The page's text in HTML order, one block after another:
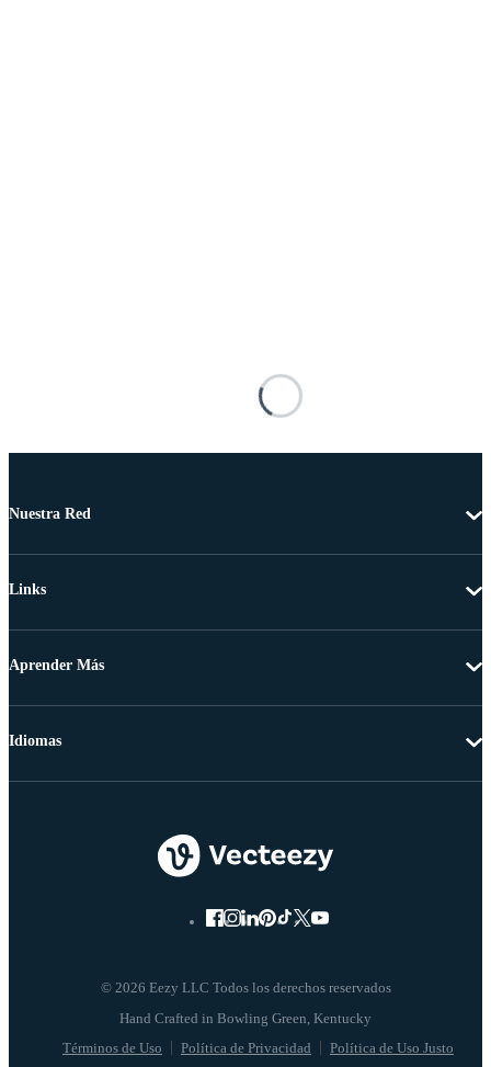
Nuestra Red
Links
Aprender Más
© 2026 Eezy LLC Todos los derechos reservados
Términos de Uso Política de Privacidad Política de Uso Justo
Idiomas